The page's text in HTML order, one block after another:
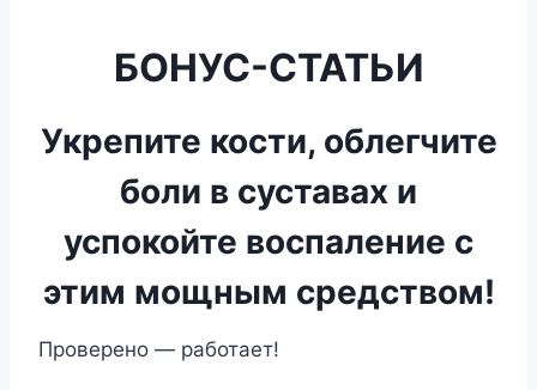
БОНУС-СТАТЬИ
Укрепите кости, облегчите
боли в суставах и
успокойте воспаление с
этим мощным средством!
Проверено — работает!